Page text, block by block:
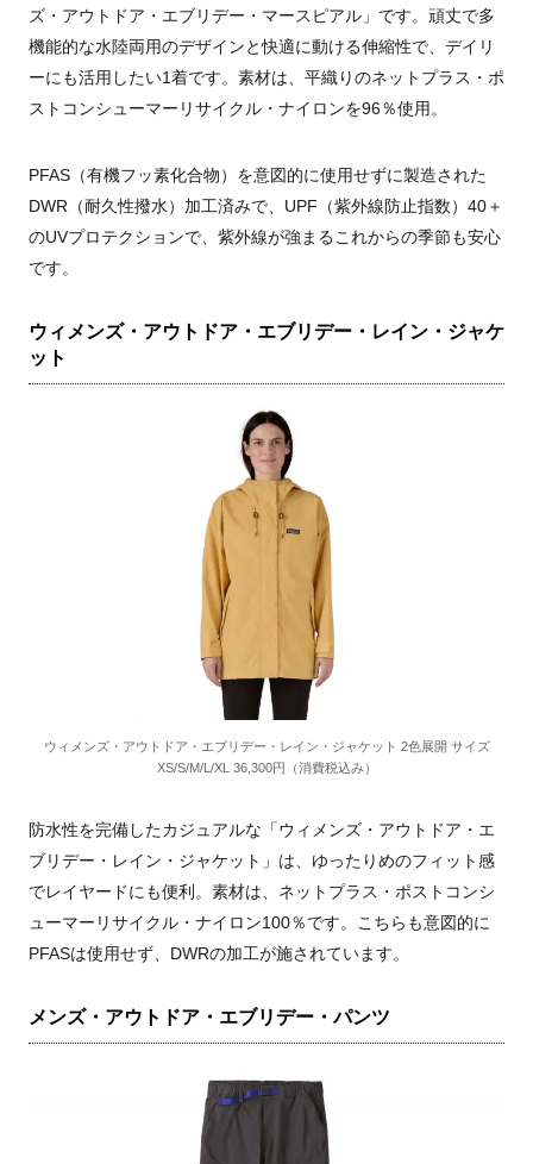
ズ・アウトドア・エブリデー・マースピアル」です。頑丈で多
機能的な水陸両用のデザインと快適に動ける伸縮性で、デイリ
ーにも活用したい1着です。素材は、平織りのネットプラス・ポ
ストコンシューマーリサイクル・ナイロンを96％使用。
PFAS（有機フッ素化合物）を意図的に使用せずに製造された
DWR（耐久性撥水）加工済みで、UPF（紫外線防止指数）40＋
のUVプロテクションで、紫外線が強まるこれからの季節も安心
です。
ウィメンズ・アウトドア・エブリデー・レイン・ジャケ
ット
ウィメンズ・アウトドア・エブリデー・レイン・ジャケット 2色展開 サイズ
XS/S/M/L/XL 36,300円（消費税込み）
防水性を完備したカジュアルな「ウィメンズ・アウトドア・エ
ブリデー・レイン・ジャケット」は、ゆったりめのフィット感
でレイヤードにも便利。素材は、ネットプラス・ポストコンシ
ューマーリサイクル・ナイロン100％です。こちらも意図的に
PFASは使用せず、DWRの加工が施されています。
メンズ・アウトドア・エブリデー・パンツ